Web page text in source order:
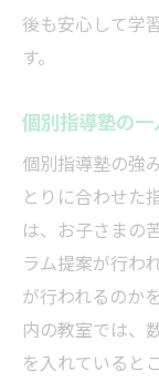
講師
ト力
学びの質
個別指
無料体
個別指
い
無料体
び
後も安心して学
す。
個別指導塾の
個別指導塾の強
とりに合わせた
は、お子さまの
ラム提案が行わ
が行われるのか
内の教室では、
を入れていると